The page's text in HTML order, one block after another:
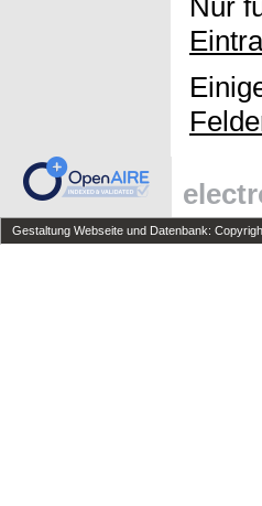
Nur
Gestaltung Webseite und Datenbank: